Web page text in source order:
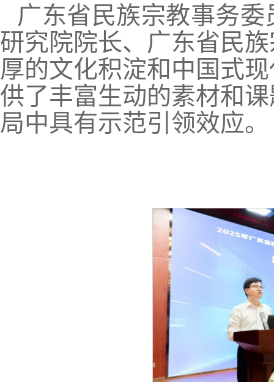
广东省民族宗教事务
研究院院长、广东省民
厚的文化积淀和中国式
供了丰富生动的素材和
局中具有示范引领效应。